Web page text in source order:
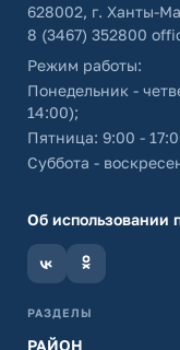
628002, г. Ханты-
8 (3467) 352800
Режим работы:
Понедельник -
14:00);
Пятница: 9:00 -
Суббота -
Об использовании
РАЗДЕЛЫ
РАЙОН